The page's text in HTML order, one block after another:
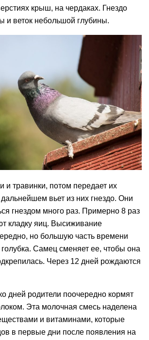
крыш, на чердаках. Гнездо
и веток небольшой глубины.
и травинки, потом передает их
вьет из них гнездо. Они
гнездом много раз. Примерно 8 раз
кладку яиц. Высиживание
но большую часть времени
Самец сменяет ее, чтобы она
Через 12 дней рождаются
дней родители поочередно кормят
Эта молочная смесь наделена
и витаминами, которые
в первые дни после появления на